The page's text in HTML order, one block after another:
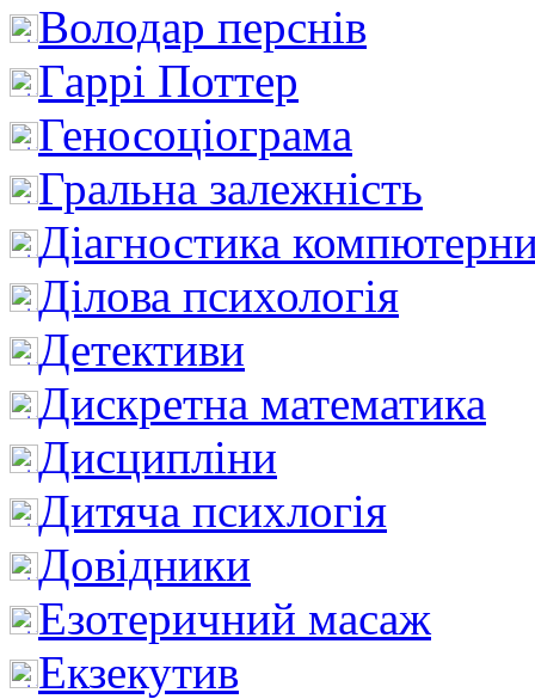
Володар перснів
Гаррі Поттер
Геносоціограма
Гральна залежність
Діагностика
Ділова психологія
Детективи
Дискретна математика
Дисципліни
Дитяча психлогія
Довідники
Езотеричний масаж
Екзекутив